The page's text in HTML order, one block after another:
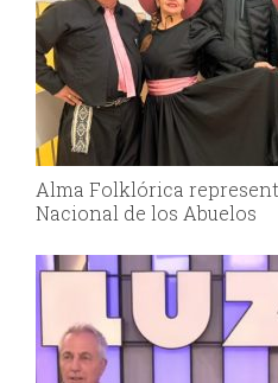
Alma Folklórica
Nacional de los Abuelos